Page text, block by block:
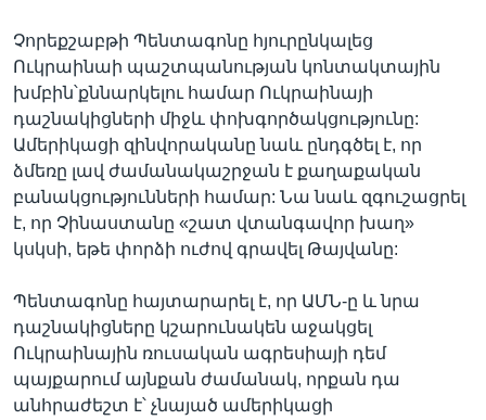
Չորեքշաբթի Պենտագոնը հյուրընկալեց
Ուկրաինաի պաշտպանության կոնտակտային
խմբին՝քննարկելու համար Ուկրաինայի
դաշնակիցների միջև փոխգործակցությունը:
Ամերիկացի զինվորականը նաև ընդգծել է, որ
ձմեռը լավ ժամանակաշրջան է քաղաքական
բանակցությունների համար: Նա նաև զգուշացրել
է, որ Չինաստանը «շատ վտանգավոր խաղ»
կսկսի, եթե փորձի ուժով գրավել Թայվանը:
Պենտագոնը հայտարարել է, որ ԱՄՆ-ը և նրա
դաշնակիցները կշարունակեն աջակցել
Ուկրաինային ռուսական ագրեսիայի դեմ
պայքարում այնքան ժամանակ, որքան դա
անհրաժեշտ է՝ չնայած ամերիկացի